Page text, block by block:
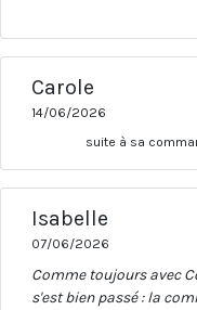
Carole
14/06/2026
suite à sa
Isabelle
07/06/2026
Comme toujours avec
s'est bien passé : la